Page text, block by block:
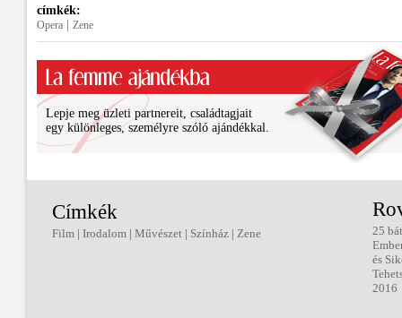
címkék:
Opera Zene
Lepje meg üzleti partnereit, családtagjait
egy különleges, személyre szóló ajándékkal.
Címkék
Film | Irodalom | Művészet | Színház | Zene
25
és
2016